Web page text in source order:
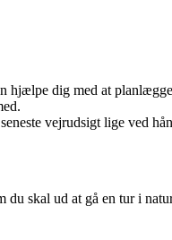
hjælpe dig med at
vejrudsigt lige ved
skal ud at gå en tur i